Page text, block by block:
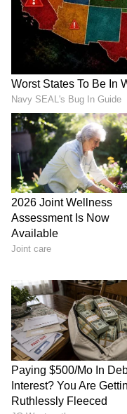
ಸೇಬು ಹಣ್ಣನ್ನು
ತಿನ್ನಲೇ ಇಲ್ಲ.
ಮಾಡಿತು.
5
6
Image Credit :Instagram
ರಕ್ಷಿತಾ ಕೊಟ್ಟ ಹಣ್ಣು
ಹಸು ಹಣ್ಣನ್ನು
ಇದ್ದವರು ತಿನ್ನಿಸಿದಾಗ